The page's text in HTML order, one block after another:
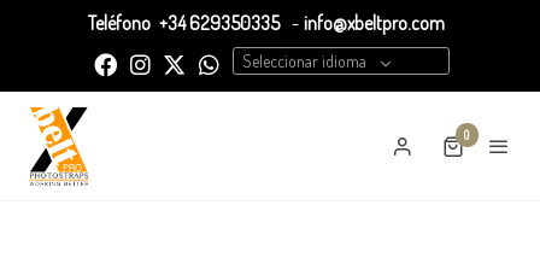
Teléfono +34 629350335 - info@xbeltpro.com
Seleccionar idioma
0